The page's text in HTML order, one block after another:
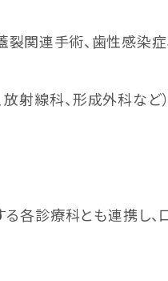
裂関連手術、歯性感染
射線科、形成外科など
各診療科とも連携し